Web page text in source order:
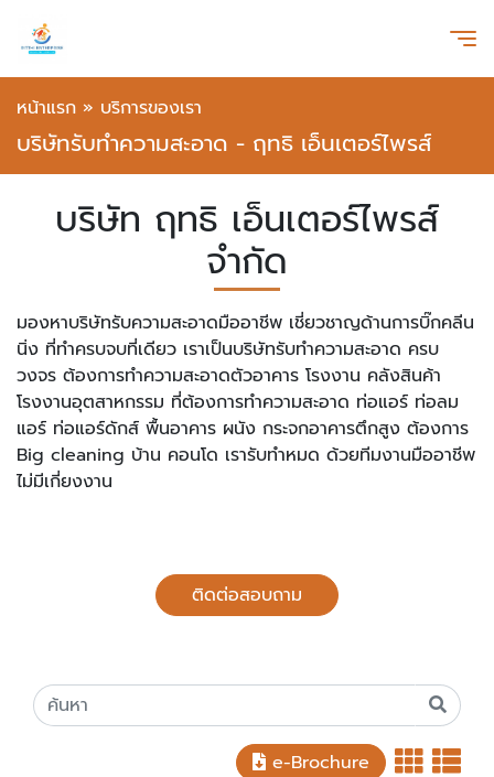
หน้าแรก » บริการของเรา
บริษัทรับทำความสะอาด - ฤทธิ เอ็นเตอร์ไพรส์
บริษัท ฤทธิ เอ็นเตอร์ไพรส์
จำกัด
มองหาบริษัทรับความสะอาดมืออาชีพ เชี่ยวชาญด้านการบิ๊กคลีน
นิ่ง ที่ทำครบจบที่เดียว เราเป็นบริษัทรับทำความสะอาด ครบ
วงจร ต้องการทำความสะอาดตัวอาคาร โรงงาน คลังสินค้า
โรงงานอุตสาหกรรม ที่ต้องการทำความสะอาด ท่อแอร์ ท่อลม
แอร์ ท่อแอร์ดักส์ พื้นอาคาร ผนัง กระจกอาคารตึกสูง ต้องการ
Big cleaning บ้าน คอนโด เรารับทำหมด ด้วยทีมงานมืออาชีพ
ไม่มีเกี่ยงงาน
ติดต่อสอบถาม
e-Brochure